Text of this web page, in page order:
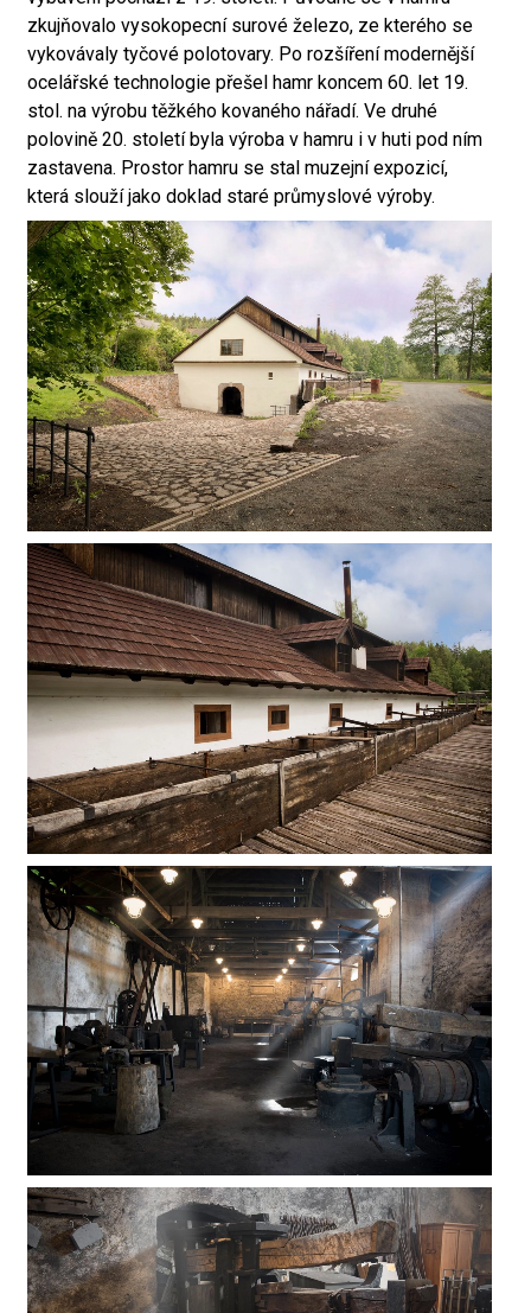
zkujňovalo vysokopecní surové železo, ze kterého se
vykovávaly tyčové polotovary. Po rozšíření modernější
ocelářské technologie přešel hamr koncem 60. let 19.
stol. na výrobu těžkého kovaného nářadí. Ve druhé
polovině 20. století byla výroba v hamru i v huti pod ním
zastavena. Prostor hamru se stal muzejní expozicí,
která slouží jako doklad staré průmyslové výroby.